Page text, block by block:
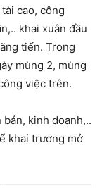
cao, công
khai xuân đầu
tiến. Trong
mùng 2, mùng
việc trên.
kinh doanh,..
khai trương mở